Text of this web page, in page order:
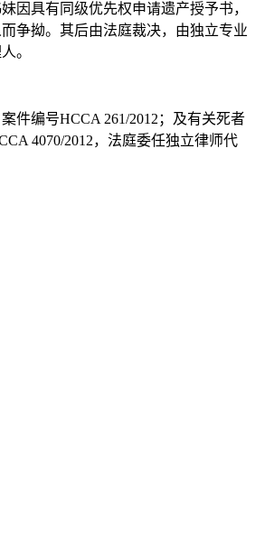
因具有同级优先权申请遗产授予书，
争拗。其后由法庭裁决，由独立专业
。
件编号HCCA 261/2012；及有关死者
4070/2012，法庭委任独立律师代